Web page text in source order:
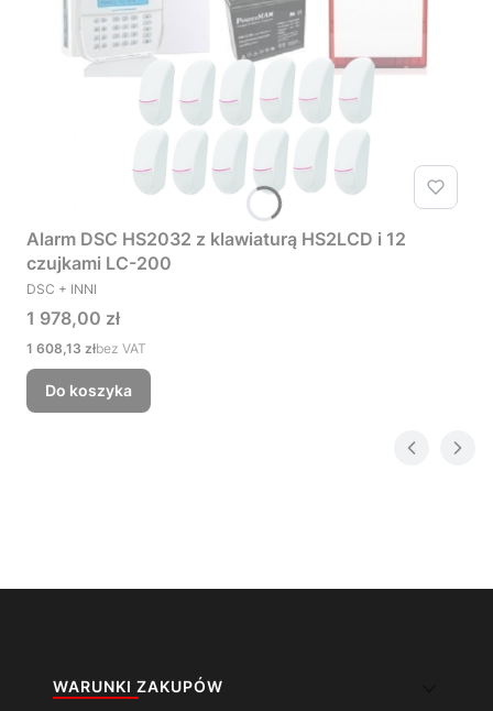
Alarm DSC HS2032 z klawiaturą HS2LCD i 12
czujkami LC-200
PRODUCENT
DSC + INNI
Cena
1 978,00 zł
Cena
1 608,13 złbez VAT
Do koszyka
Linki w stopce
WARUNKI ZAKUPÓW